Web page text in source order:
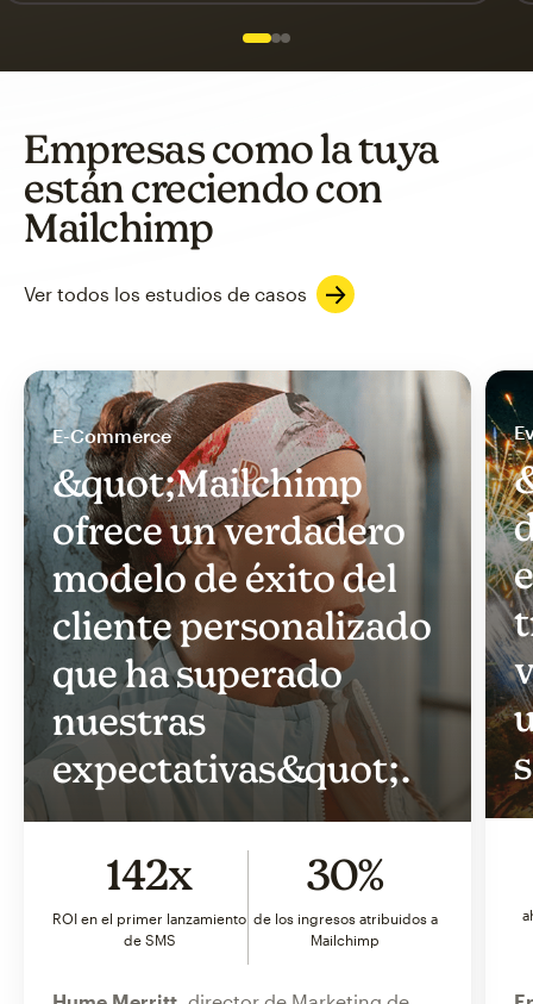
Slide 1 of 3
Go to slide 2 of 3
Go to slide 3 of 3
Empresas como la tuya
están creciendo con
Mailchimp
Ver todos los estudios de casos
E-Commerce
&quot;Mailchimp
ofrece un verdadero
modelo de éxito del
cliente personalizado
que ha superado
nuestras
expectativas&quot;.
142x
ROI en el primer lanzamiento
de SMS
30%
de los ingresos atribuidos a
Mailchimp